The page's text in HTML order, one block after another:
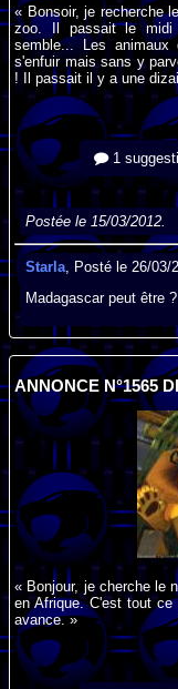
« Bonsoir, je recherche
zoo. Il passait le midi
semble... Les
s'enfuir mais sans y
! Il passait il y a une
1
Postée le 15/03/2012.
Starla , Posté le 26/03/
Madagascar peut être ?
ANNONCE N°1565
« Bonjour, je cherche le
en Afrique. C'est tout
avance. »